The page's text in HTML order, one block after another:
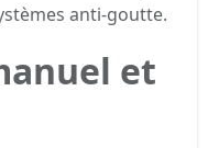
anti-goutte.
et